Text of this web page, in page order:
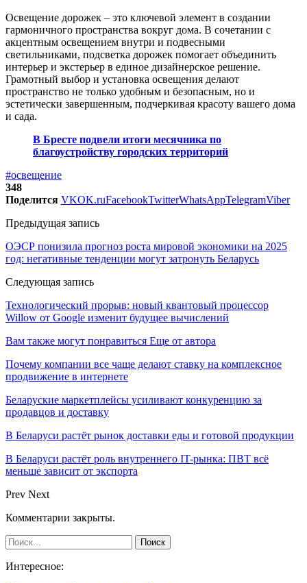
Освещение дорожек – это ключевой элемент в создании
гармоничного пространства вокруг дома. В сочетании с
акцентным освещением внутри и подвесными
светильниками, подсветка дорожек помогает объединить
интерьер и экстерьер в единое дизайнерское решение.
Грамотный выбор и установка освещения делают
пространство не только удобным и безопасным, но и
эстетически завершенным, подчеркивая красоту вашего дома
и сада.
В Бресте подвели итоги месячника по
благоустройству городских территорий
#освещение
348
Поделится VKOK.ruFacebookTwitterWhatsAppTelegramViber
Предыдущая запись
ОЭСР понизила прогноз роста мировой экономики на 2025
год: негативные тенденции могут затронуть Беларусь
Следующая запись
Технологический прорыв: новый квантовый процессор
Willow от Google изменит будущее вычислений
Вам также могут понравиться Еще от автора
Почему компании все чаще делают ставку на комплексное
продвижение в интернете
Беларуские маркетплейсы усиливают конкуренцию за
продавцов и доставку
В Беларуси растёт рынок доставки еды и готовой продукции
В Беларуси растёт роль внутреннего IT-рынка: ПВТ всё
меньше зависит от экспорта
Prev Next
Комментарии закрыты.
Интересное: